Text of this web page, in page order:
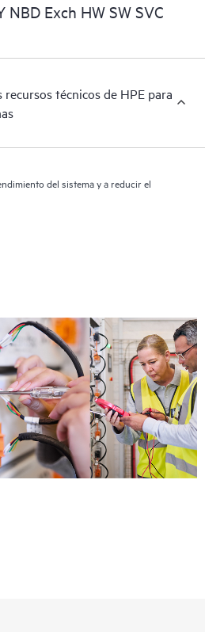
Exch HW SW SVC
técnicos de HPE para
del sistema y a reducir el